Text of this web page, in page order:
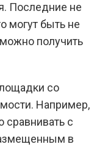
Последние не
могут быть не
получить
со
Например,
сравнивать с
в